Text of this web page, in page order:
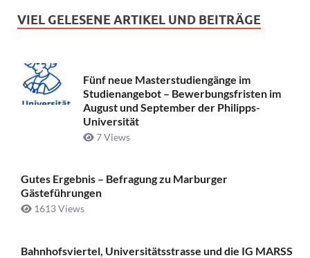
VIEL GELESENE ARTIKEL UND BEITRÄGE
Fünf neue Masterstudiengänge im
Studienangebot – Bewerbungsfristen im
August und September der Philipps-
Universität
7 Views
Gutes Ergebnis – Befragung zu Marburger
Gästeführungen
1613 Views
Bahnhofsviertel, Universitätsstrasse und die IG MARSS